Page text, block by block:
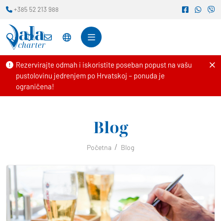
Rezervirajte odmah i iskoristite poseban popust na vašu
pustolovinu jedrenjem po Hrvatskoj – ponuda je
ograničena!
+385 52 213 988
Blog
Početna Blog